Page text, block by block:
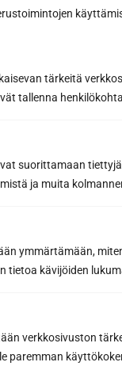
tärkeitä
tallenna
suorittamaan
ja muita
ymmärtämään,
tietoa kävijöiden
verkkosivuston
paremman